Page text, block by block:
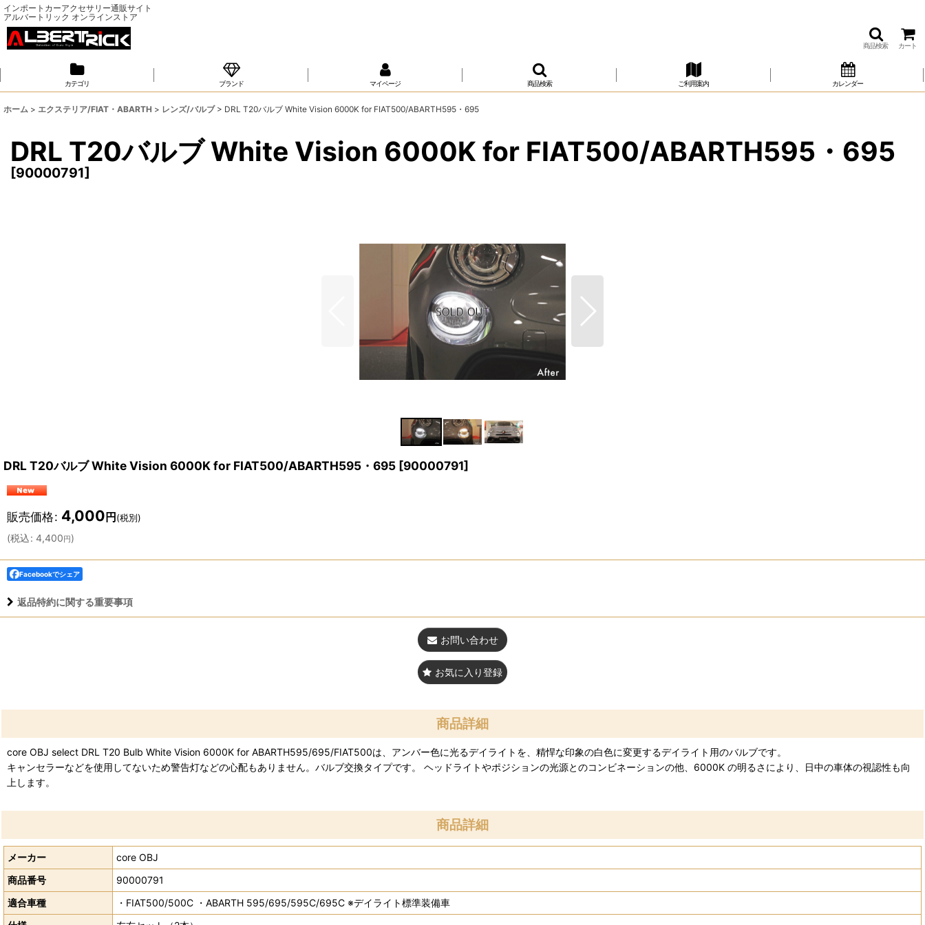
インポートカーアクセサリー通販サイト
アルバートリック オンラインストア
商品検索 カート
カテゴリ ブランド マイページ 商品検索 ご利用案内 カレンダー
ホーム > エクステリア/FIAT・ABARTH > レンズ/バルブ > DRL T20バルブ White Vision 6000K for FIAT500/ABARTH595・695
DRL T20バルブ White Vision 6000K for FIAT500/ABARTH595・695
[90000791]
DRL T20バルブ White Vision 6000K for FIAT500/ABARTH595・695 [90000791]
販売価格: 4,000 円 (税別)
(税込: 4,400円)
Facebookでシェア
返品特約に関する重要事項
お問い合わせ
お気に入り登録
商品詳細
core OBJ select DRL T20 Bulb White Vision 6000K for ABARTH595/695/FIAT500は、アンバー色に光るデイライトを、精悍な印象の白色に変更するデイライト用のバルブです。
キャンセラーなどを使用してないため警告灯などの心配もありません。バルブ交換タイプです。 ヘッドライトやポジションの光源とのコンビネーションの他、6000K の明るさにより、日中の車体の視認性も向
上します。
商品詳細
メーカー
core OBJ
商品番号
90000791
適合車種
・FIAT500/500C ・ABARTH 595/695/595C/695C ※デイライト標準装備車